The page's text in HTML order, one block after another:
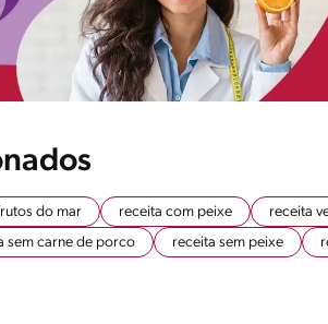
do mar receita com peixe
receita
sem carne de porco receita sem peixe